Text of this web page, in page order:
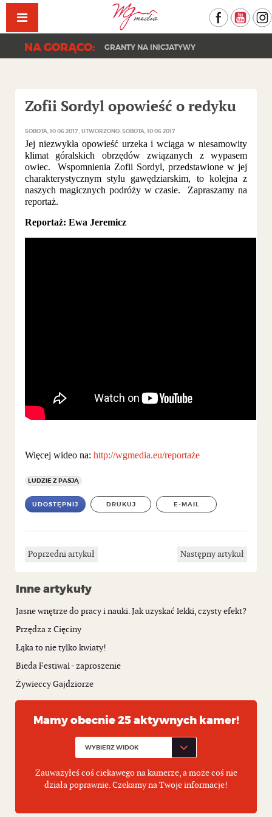
Facebook
NA GORĄCO: GRANTY NA INICJATYWY
Zofii Sordyl opowieść o redyku
SOBOTA, 10 06 2017 UTWORZONO: SOBOTA, 10 06 2017
Jej niezwykła opowieść urzeka i wciąga w niesamowity
klimat góralskich obrzędów związanych z wypasem
owiec. Wspomnienia Zofii Sordyl, przedstawione w jej
charakterystycznym stylu gawędziarskim, to kolejna z
naszych magicznych podróży w czasie. Zapraszamy na
reportaż.
Reportaż: Ewa Jeremicz
Więcej wideo na: http://wgmedia.eu/reportaże
LUDZIE Z PASJĄ
UDOSTĘPNIJ DRUKUJ E-MAIL
Poprzedni artykuł Następny artykuł
Inne artykuły
Jasne wnętrze do pracy i nauki. Jak uzyskać lekki, czysty efekt?
Przędza z Cięciny
Łąka to nie tylko kwiaty!
Bieda Festiwal - zaproszenie
Żywieccy Gajdziorze
Mamy obecnie 25 aktywnych kamer!
Zauważyłeś coś ciekawego na kamerze, a może coś nie
działa poprawnie. Czekamy na Twoje informacje!